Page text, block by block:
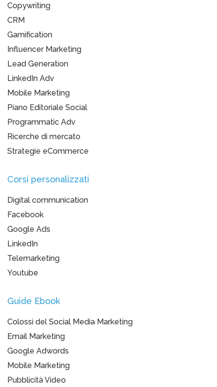
Copywriting
CRM
Gamification
Influencer Marketing
Lead Generation
LinkedIn Adv
Mobile Marketing
Piano Editoriale Social
Programmatic Adv
Ricerche di mercato
Strategie eCommerce
Corsi personalizzati
Digital communication
Facebook
Google Ads
LinkedIn
Telemarketing
Youtube
Guide Ebook
Colossi del Social Media Marketing
Email Marketing
Google Adwords
Mobile Marketing
Pubblicità Video